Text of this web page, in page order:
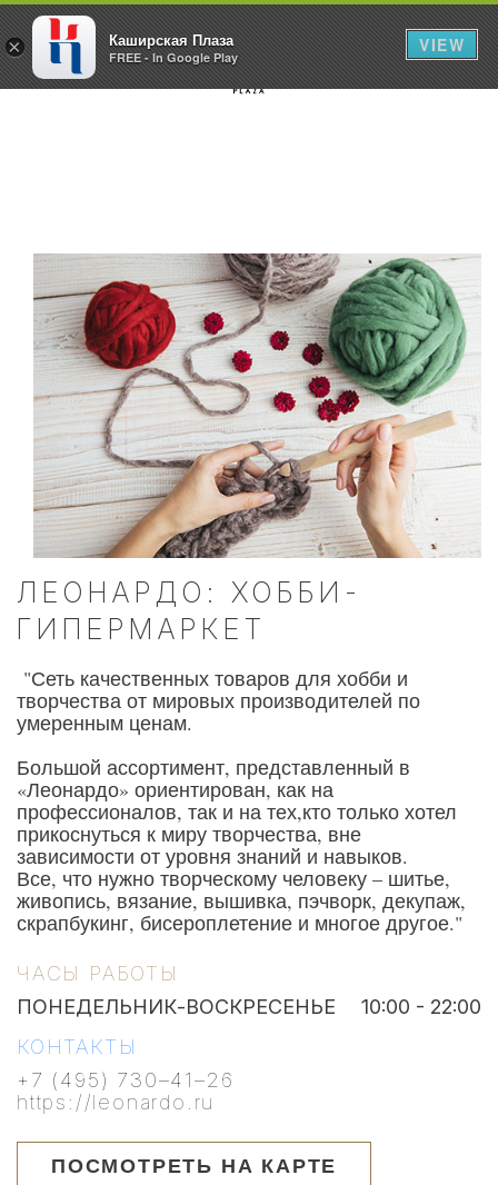
ЛЕОНАРДО: ХОББИ-
ГИПЕРМАРКЕТ
"Сеть качественных товаров для хобби и
творчества от мировых производителей по
умеренным ценам.
Большой ассортимент, представленный в
«Леонардо» ориентирован, как на
профессионалов, так и на тех,кто только хотел
прикоснуться к миру творчества, вне
зависимости от уровня знаний и навыков.
Все, что нужно творческому человеку – шитье,
живопись, вязание, вышивка, пэчворк, декупаж,
скрапбукинг, бисероплетение и многое другое."
ЧАСЫ РАБОТЫ
ПОНЕДЕЛЬНИК-ВОСКРЕСЕНЬЕ
10:00 - 22:00
КОНТАКТЫ
+7 (495) 730–41–26
https://leonardo.ru
ПОСМОТРЕТЬ НА КАРТЕ
× Каширская Плаза
FREE - In Google Play
VIEW